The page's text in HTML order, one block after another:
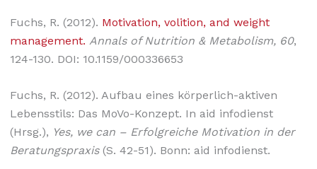
Fuchs, R. (2012). Motivation, volition, and weight
management. Annals of Nutrition & Metabolism, 60,
124-130. DOI: 10.1159/000336653
Fuchs, R. (2012). Aufbau eines körperlich-aktiven
Lebensstils: Das MoVo-Konzept. In aid infodienst
(Hrsg.), Yes, we can – Erfolgreiche Motivation in der
Beratungspraxis(S. 42-51). Bonn: aid infodienst.